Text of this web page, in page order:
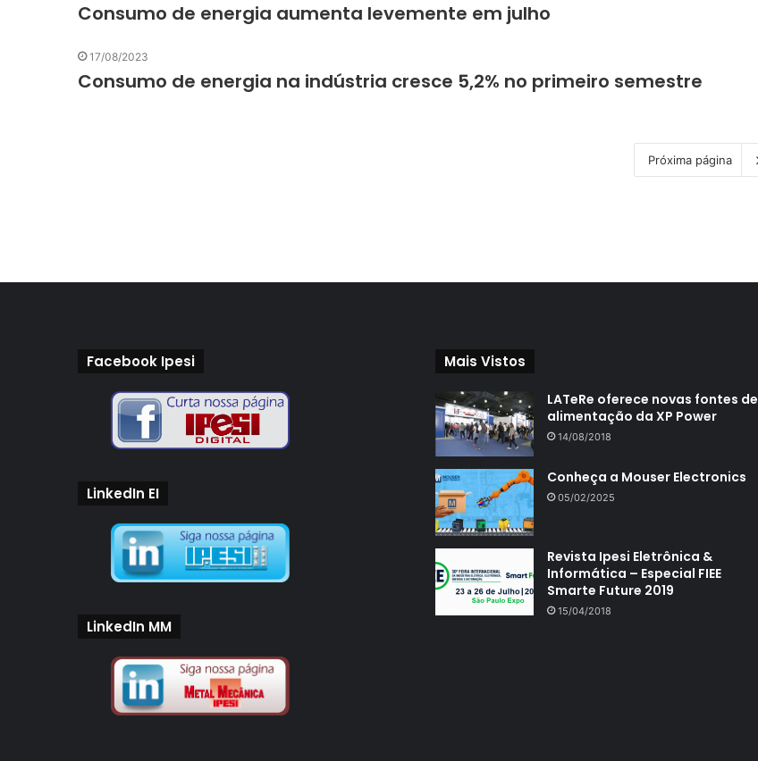
Consumo de energia aumenta levemente em julho
17/08/2023
Consumo de energia na indústria cresce 5,2% no primeiro semestre
Próxima página
Facebook Ipesi
LinkedIn EI
LinkedIn MM
Mais Vistos
LATeRe oferece novas fontes de
alimentação da XP Power
14/08/2018
Conheça a Mouser Electronics
05/02/2025
Revista Ipesi Eletrônica &
Informática – Especial FIEE
Smarte Future 2019
15/04/2018